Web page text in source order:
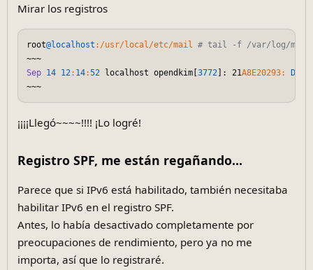
Mirar los registros
root@localhost :/usr/local/etc/mail # tail -f /var/log/
Sep 14 12: 14:52 localhost opendkim[3772]: 21A8E20293: DKIM
¡¡¡¡Llegó~~~~!!!! ¡Lo logré!
Registro SPF, me están regañando...
Parece que si IPv6 está habilitado, también necesitaba
habilitar IPv6 en el registro SPF.
Antes, lo había desactivado completamente por
preocupaciones de rendimiento, pero ya no me
importa, así que lo registraré.